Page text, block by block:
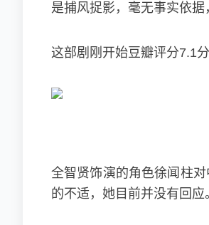
是捕风捉影，毫无事实依
这部剧刚开始豆瓣评分7.1
全智贤饰演的角色徐闻柱
的不适，她目前并没有回应